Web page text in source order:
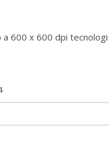
600 x 600 dpi